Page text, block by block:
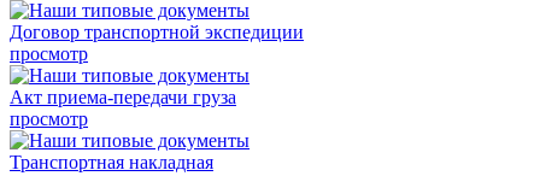
Договор транспортной экспедиции
просмотр
Акт приема-передачи груза
просмотр
Транспортная накладная